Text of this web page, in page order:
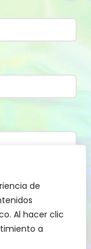
de
Al hacer clic
a
este navegador